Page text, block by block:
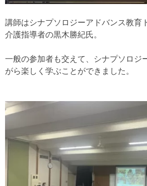
講師はシナプソロジーアドバンス教育
介護指導者の黒木勝紀氏。
一般の参加者も交えて、シナプソロジ
がら楽しく学ぶことができました。